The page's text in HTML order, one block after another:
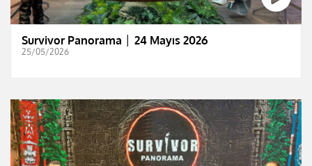
Survivor Panorama │ 24 Mayıs 2026
25/05/2026